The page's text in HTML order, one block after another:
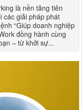
là nền tảng tiên
các giải pháp phát
“Giúp doanh nghiệp
đồng hành cùng
– từ khởi sự...